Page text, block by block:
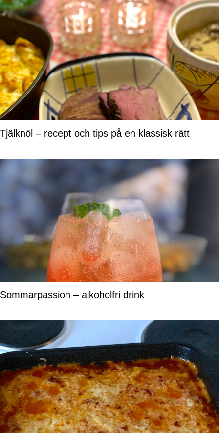
Tjälknöl – recept och tips på en klassisk rätt
Sommarpassion – alkoholfri drink